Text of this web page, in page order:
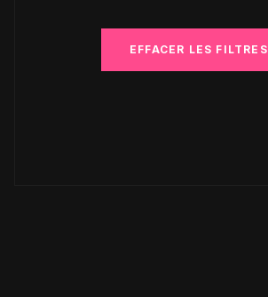
EFFACER LES FILTRES